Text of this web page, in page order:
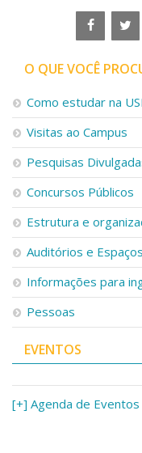
Transferência de
Empresas Juniores
Projetos,
Museus e Espaços
Serviços
Apoio ao
Segurança,
RH,
Outros serviços
Comunicação
Assessorias e
Aplicativos e Sites
Agenda de Eventos
O QUE VOCÊ
Como estudar na
Visitas ao Campus
Pesquisas
Concursos Públicos
Estrutura e
Auditórios e
Informações para
Pessoas
EVENTOS
[+] Agenda de Eventos